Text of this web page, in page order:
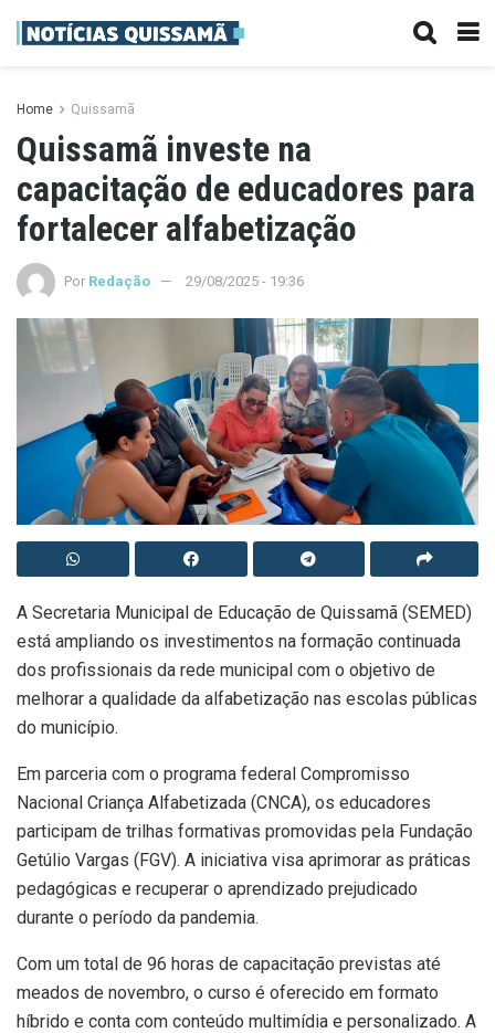
Home Quissamã
Quissamã investe na
capacitação de educadores para
fortalecer alfabetização
Por Redação 29/08/2025 - 19:36
A Secretaria Municipal de Educação de Quissamã (SEMED)
está ampliando os investimentos na formação continuada
dos profissionais da rede municipal com o objetivo de
melhorar a qualidade da alfabetização nas escolas públicas
do município.
Em parceria com o programa federal Compromisso
Nacional Criança Alfabetizada (CNCA), os educadores
participam de trilhas formativas promovidas pela Fundação
Getúlio Vargas (FGV). A iniciativa visa aprimorar as práticas
pedagógicas e recuperar o aprendizado prejudicado
durante o período da pandemia.
Com um total de 96 horas de capacitação previstas até
meados de novembro, o curso é oferecido em formato
híbrido e conta com conteúdo multimídia e personalizado. A